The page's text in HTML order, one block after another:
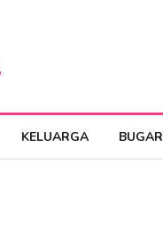
KELUARGA BUGAR